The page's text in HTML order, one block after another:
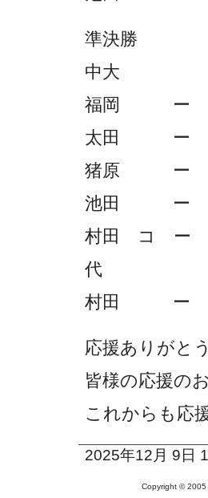
準決勝
中大
福岡 ー
太田 ー
猪原 ー
池田 ー
村田 コ
代
村田 ー
応援ありがと
皆様の応援の
これからも応
2025年12月 9日
Copyright © 2005